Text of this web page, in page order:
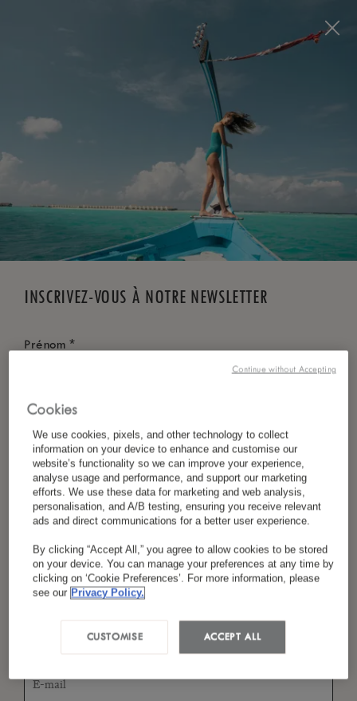
to enhance your experience
and make your visit easier and more comfortable.
RÉSERVEZ MAINTENANT
ANNULATION GRATUITE
INSCRIVEZ-VOUS À NOTRE NEWSLETTER
Prénom*
Pays/Région*
Langue Préférée *
E-Mail
Cookies
We use cookies, pixels, and other technology to collect
information on your device to enhance and customise our
website’s functionality so we can improve your experience,
analyse usage and performance, and support our marketing
efforts. We use these data for marketing and web analysis,
personalisation, and A/B testing, ensuring you receive relevant
ads and direct communications for a better user experience.
By clicking “Accept All,” you agree to allow cookies to be stored
on your device. You can manage your preferences at any time by
clicking on ‘Cookie Preferences’. For more information, please
see our Privacy Policy.
ACCEPT ALL
CUSTOMISE
Continue without Accepting